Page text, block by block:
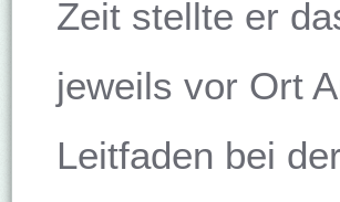
Zeit stellte er
jeweils vor Ort
Leitfaden bei